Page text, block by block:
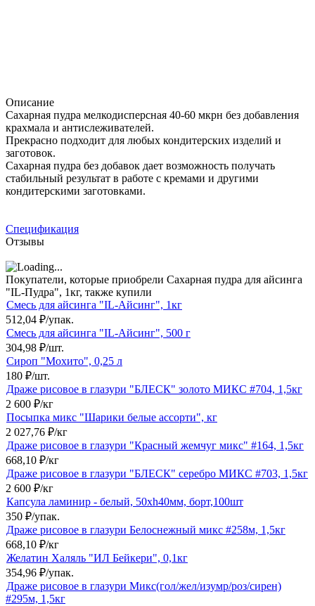
Описание
Сахарная пудра мелкодисперсная 40-60 мкрн без добавления
крахмала и антислеживателей.
Прекрасно подходит для любых кондитерских изделий и
заготовок.
Сахарная пудра без добавок дает возможность получать
стабильный результат в работе с кремами и другими
кондитерскими заготовками.
Спецификация
Отзывы
Покупатели, которые приобрели Сахарная пудра для айсинга
"IL-Пудра", 1кг, также купили
Смесь для айсинга "IL-Айсинг", 1кг
512,04 ₽/упак.
Смесь для айсинга "IL-Айсинг", 500 г
304,98 ₽/шт.
Сироп "Мохито", 0,25 л
180 ₽/шт.
Драже рисовое в глазури "БЛЕСК" золото МИКС #704, 1,5кг
2 600 ₽/кг
Посыпка микс "Шарики белые ассорти", кг
2 027,76 ₽/кг
Драже рисовое в глазури "Красный жемчуг микс" #164, 1,5кг
668,10 ₽/кг
Драже рисовое в глазури "БЛЕСК" серебро МИКС #703, 1,5кг
2 600 ₽/кг
Капсула ламинир - белый, 50хh40мм, борт,100шт
350 ₽/упак.
Драже рисовое в глазури Белоснежный микс #258м, 1,5кг
668,10 ₽/кг
Желатин Халяль "ИЛ Бейкери", 0,1кг
354,96 ₽/упак.
Драже рисовое в глазури Микс(гол/жел/изумр/роз/сирен)
#295м, 1,5кг